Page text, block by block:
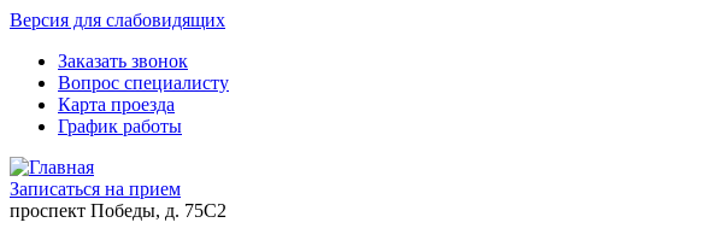
Версия для слабовидящих
Заказать звонок
Вопрос специалисту
Карта проезда
График работы
Записаться на прием
проспект Победы, д. 75C2